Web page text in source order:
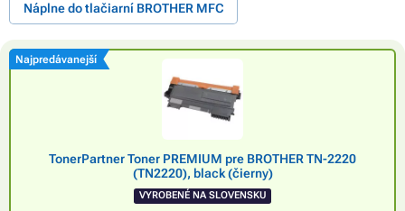
Náplne do tlačiarní BROTHER MFC
Najpredávanejší
TonerPartner Toner PREMIUM pre BROTHER TN-2220
(TN2220), black (čierny)
VYROBENÉ NA SLOVENSKU